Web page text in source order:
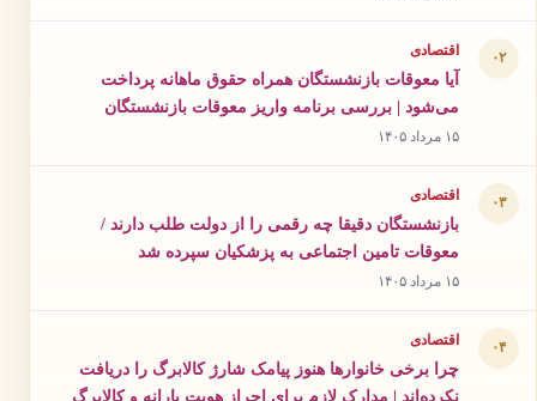
۰۲ اقتصادی
آیا معوقات بازنشستگان همراه حقوق ماهانه پرداخت
می‌شود | بررسی برنامه واریز معوقات بازنشستگان
۱۵ مرداد ۱۴۰۵
۰۳ اقتصادی
بازنشستگان دقیقا چه رقمی را از دولت طلب دارند /
معوقات تامین اجتماعی به پزشکیان سپرده شد
۱۵ مرداد ۱۴۰۵
۰۴ اقتصادی
چرا برخی خانوارها هنوز پیامک شارژ کالابرگ را دریافت
نکرده‌اند | مدارک لازم برای احراز هویت یارانه و کالابرگ